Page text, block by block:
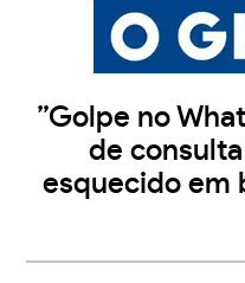
”Golpe no
de
esquecido em